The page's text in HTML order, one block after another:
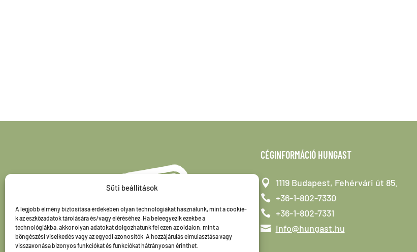
Süti beállítások
A legjobb élmény biztosítása érdekében olyan technológiákat használunk, mint a cookie-
k az eszközadatok tárolására és/vagy eléréséhez. Ha beleegyezik ezekbe a
technológiákba, akkor olyan adatokat dolgozhatunk fel ezen az oldalon, mint a
böngészési viselkedés vagy az egyedi azonosítók. A hozzájárulás elmulasztása vagy
visszavonása bizonyos funkciókat és funkciókat hátrányosan érinthet.
CÉGINFORMÁCIÓ HUNGAST
1119 Budapest, Fehérvári út 85.
+36-1-802-7330
+36-1-802-7331
info@hungast.hu